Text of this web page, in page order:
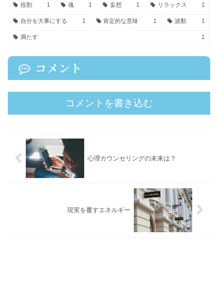
役割 1 魂 1 妄想 1 リラックス 1
自分を大事にする 1 肯定的な意味 1 波動 1
満たす 1
コメント
コメントを書き込む
心理カウンセリングの未来は？
現実を覆すエネルギー